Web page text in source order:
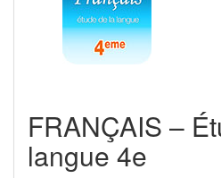
FRANÇAIS –
langue 4e